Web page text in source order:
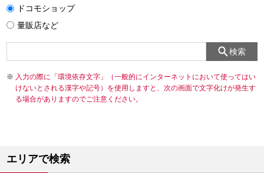
ドコモショップ
量販店など
検索
入力の際に「環境依存文字」（一般的にインターネットにおいて使ってはい
けないとされる漢字や記号）を使用しますと、次の画面で文字化けが発生す
る場合がありますのでご注意ください。
エリアで検索